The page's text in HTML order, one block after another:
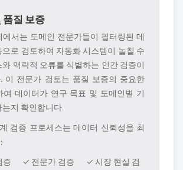
품질 보증
에서는 도메인 전문가들이 필터링된 데
으로 검토하여 자동화 시스템이 놀칠 수
와 맥락적 오류를 식별하는 인간 검증이
이 전문가 검토는 품질 보증의 중요한
여 데이터가 연구 목표 및 도메인별 기
지 확인합니다.
검증 프로세스는 데이터 신뢰성을 최
증
✓ 전문가 검증
✓ 시장 현실 검